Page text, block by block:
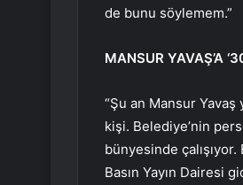
de bunu söylemem.”
MANSUR YAVAŞ’A
“Şu an Mansur Yavaş
kişi. Belediye’nin
bünyesinde
Basın Yayın Dairesi